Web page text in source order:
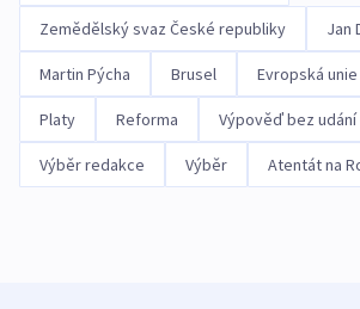
Zemědělský svaz České republiky Jan
Martin Pýcha Brusel Evropská unie
Platy Reforma Výpověď bez
Výběr redakce Výběr Atentát na